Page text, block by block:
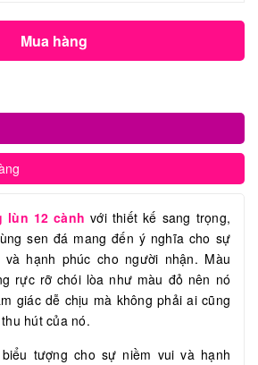
Mua hàng
lùn 12 cành với thiết kế sang trọng,
sen đá mang đến ý nghĩa cho sự
hạnh phúc cho người nhận. Màu
rực rỡ chói lòa như màu đỏ nên nó
giác dễ chịu mà không phải ai cũng
hút của nó.
tượng cho sự niềm vui và hạnh